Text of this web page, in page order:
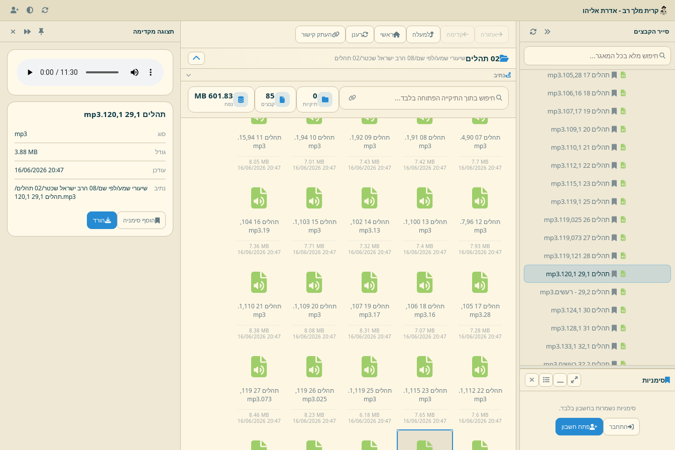
קרית מלך רב - אדרת אליהו
סייר הקבצים
תהלים 14 102,
13.
mp3
תהלים 16 104,
תהלים 17 105,
28.
mp3
תהלים 18 106,
16.
mp3
תהלים 19 107,
17.
mp3
תהלים 20 109,
1.
mp3
תהלים 21 110,
1.
mp3
תהלים 22 112,
1.
mp3
תהלים 23 115,
1.
mp3
תהלים 25 119,
1.
mp3
תהלים 26 119,
025.
mp3
תהלים 27 119,
073.
mp3
תהלים 28 119,
121.
mp3
תהלים 29, 1 120,
1.
mp3
תהלים 29, 2 - רעשים.mp3
תהלים 30 124,
1.
mp3
תהלים 31 128,
1.
mp3
תהלים 32, 1 133,
1.
mp3
תהלים 32,2 רעשים.
mp3
10.
mp3
תהלים 35 140,
1.
mp3
03 מועדים
סימניות
סימניות נשמרות בחשבון בלבד.
התחבר פתח חשבון
אחורה קדימה למעלה ראשי רענן העתק קישור
02 תהלים שיעורי שמע/לפי שם/08 הרב ישראל שכטר/ 02 תהלים
נתיב
0
תיקיות
85
קבצים
601.83 MB
נפח
תהלים 02 86,
mp3
16/06/2026 20:47
mp3
16/06/2026 20:47
mp3
16/06/2026 20:47
16/06/2026 20:47
16/06/2026 20:47
תהלים 07 90,
4.
mp3
7.7 MB
16/06/2026 20:47
תהלים 08 91,
1.
mp3
7.42 MB
16/06/2026 20:47
תהלים 09 92,
1.
mp3
7.43 MB
16/06/2026 20:47
תהלים 10 94,
1.
mp3
7.01 MB
16/06/2026 20:47
תהלים 11 94,
15.
mp3
8.05 MB
16/06/2026 20:47
תהלים 12 96,
7.
mp3
7.93 MB
16/06/2026 20:47
תהלים 13 100,
1.
mp3
7.4 MB
16/06/2026 20:47
תהלים 14 102,
13.
mp3
7.32 MB
16/06/2026 20:47
תהלים 15 103,
1.
mp3
7.71 MB
16/06/2026 20:47
תהלים 16 104,
19.
mp3
7.36 MB
16/06/2026 20:47
תהלים 17 105,
28.
mp3
7.28 MB
16/06/2026 20:47
תהלים 18 106,
16.
mp3
7.07 MB
16/06/2026 20:47
תהלים 19 107,
17.
mp3
8.31 MB
16/06/2026 20:47
תהלים 20 109,
1.
mp3
8.08 MB
16/06/2026 20:47
תהלים 21 110,
1.
mp3
8.38 MB
16/06/2026 20:47
תהלים 22 112,
1.
mp3
7.6 MB
16/06/2026 20:47
תהלים 23 115,
1.
mp3
7.65 MB
16/06/2026 20:47
תהלים 25 119,
1.
mp3
6.18 MB
16/06/2026 20:47
תהלים 26 119,
025.
mp3
8.23 MB
16/06/2026 20:47
תהלים 27 119,
073.
mp3
8.46 MB
16/06/2026 20:47
תצוגה מקדימה
תהלים 29, 1 120,
1.
mp3
סוג mp3
גודל 3.88 MB
עודכן 16/06/2026 20:47
נתיב שיעורי שמע/לפי שם/08 הרב ישראל שכטר/
02 תהלים/
תהלים 29, 1 120, 1.mp3
הוסף סימניה הורד